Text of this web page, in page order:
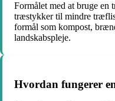
Formålet med at bruge en
træstykker til mindre
formål som kompost,
landskabspleje.
Hvordan fungerer